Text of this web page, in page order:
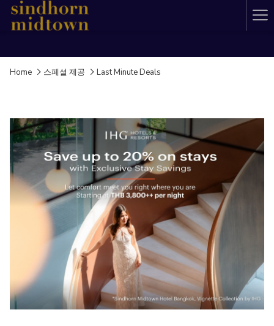
Home 스페셜 제공 Last Minute Deals